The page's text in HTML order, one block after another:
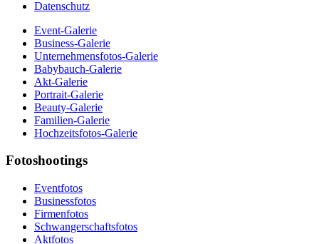
Datenschutz
Event-Galerie
Business-Galerie
Unternehmensfotos-Galerie
Babybauch-Galerie
Akt-Galerie
Portrait-Galerie
Beauty-Galerie
Familien-Galerie
Hochzeitsfotos-Galerie
Fotoshootings
Eventfotos
Businessfotos
Firmenfotos
Schwangerschaftsfotos
Aktfotos